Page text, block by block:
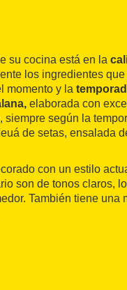
su cocina está en la
los ingredientes
momento y la
elaborada con
según la
de setas, ensalada
con un estilo
son de tonos claros,
También tiene una